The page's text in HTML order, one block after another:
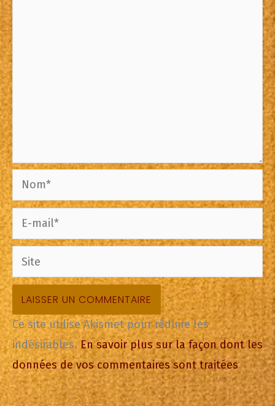
Nom*
mail*
Site
Ce site utilise Akismet pour réduire les
indésirables.En savoir plus sur la façon dont les
données de vos commentaires sont traitées.